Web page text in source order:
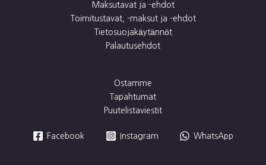
Maksutavat ja -ehdot
Toimitustavat, -maksut ja -ehdot
Tietosuojakäytännöt
Palautusehdot
Ostamme
Tapahtumat
Puutelistaviestit
Facebook Instagram WhatsApp